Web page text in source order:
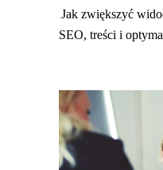
Jak zwiększyć
SEO, treści i